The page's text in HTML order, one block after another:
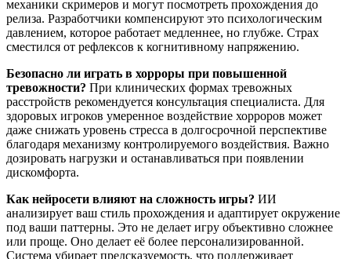
механики скримеров и могут посмотреть прохождения до
релиза. Разработчики компенсируют это психологическим
давлением, которое работает медленнее, но глубже. Страх
сместился от рефлексов к когнитивному напряжению.
Безопасно ли играть в хорроры при повышенной
тревожности? При клинических формах тревожных
расстройств рекомендуется консультация специалиста. Для
здоровых игроков умеренное воздействие хорроров может
даже снижать уровень стресса в долгосрочной перспективе
благодаря механизму контролируемого воздействия. Важно
дозировать нагрузки и останавливаться при появлении
дискомфорта.
Как нейросети влияют на сложность игры? ИИ
анализирует ваш стиль прохождения и адаптирует окружение
под ваши паттерны. Это не делает игру объективно сложнее
или проще. Оно делает её более персонализированной.
Система убирает предсказуемость, что поддерживает